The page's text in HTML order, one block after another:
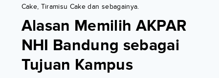
Cake, Tiramisu Cake dan sebagainya.
Alasan Memilih AKPAR
NHI Bandung sebagai
Tujuan Kampus